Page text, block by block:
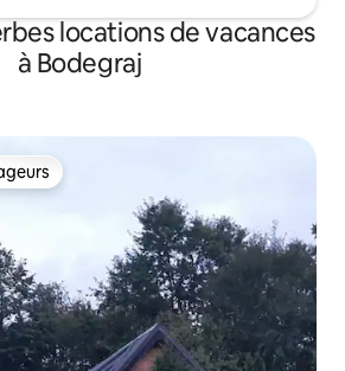
locations de vacances
à Bodegraj